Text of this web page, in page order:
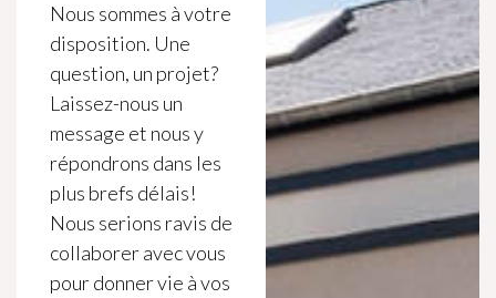
Nous sommes à votre
disposition. Une
question, un projet?
Laissez-nous un
message et nous y
répondrons dans les
plus brefs délais!
Nous serions ravis de
collaborer avec vous
pour donner vie à vos